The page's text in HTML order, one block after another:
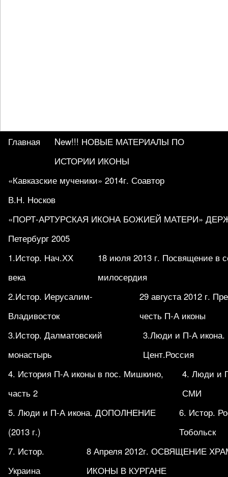
Главная
New!!! НОВЫЕ МАТЕРИАЛЫ ПО
ИСТОРИИ ИКОНЫ
«Кавказские мученики» 2014г. Соавтор
В.Н. Носков
«ПОРТ-АРТУРСКАЯ ИКОНА БОЖИЕЙ МАТЕРИ»
Петербург 2005
1.Истор. Нач.ХХ
века
18 июля 2013 г. Посвящение в
милосердия
2.Истор. Иерусалим-
Владивосток
29 августа 2012 г.
честь П-А иконы
3.Истор. Далматовский
монастырь
3.Люди и П-А икона.
Цент.Россия
4. История П-А иконы в пос. Мишкино,
часть 2
4. Люди и
СМИ
5. Люди и П-А икона. ДОПОЛНЕНИЕ
(2013 г.)
6. Истор.
Тобольск
7. Истор.
Украина
8 Апреля 2012г. ОСВЯЩЕНИЕ
ИКОНЫ В КУРГАНЕ